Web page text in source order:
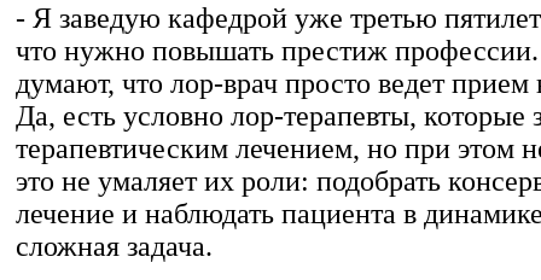
- Я заведую кафедрой уже третью
что нужно повышать престиж
думают, что лор-врач просто ведет
Да, есть условно лор-терапевты, которые
терапевтическим лечением, но при этом
это не умаляет их роли: подобрать
лечение и наблюдать пациента в
сложная задача.